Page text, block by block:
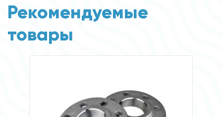
Рекомендуемые
товары